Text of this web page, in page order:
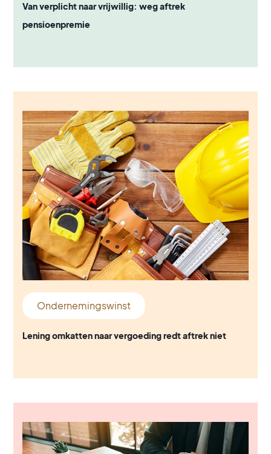
Van verplicht naar vrijwillig: weg aftrek
pensioenpremie
Ondernemingswinst
Lening omkatten naar vergoeding redt aftrek niet